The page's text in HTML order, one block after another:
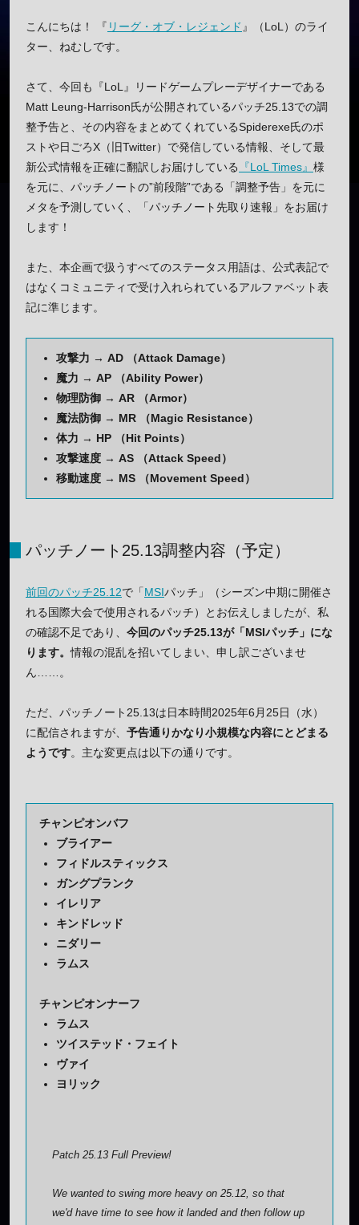
こんにちは！ 『 リーグ・オブ・レジェンド 』（LoL）のライ
ター、ねむしです。
さて、今回も『LoL』リードゲームプレーデザイナーである
Matt Leung-Harrison氏が公開されているパッチ25.13での調
整予告と、その内容をまとめてくれているSpiderexe氏のポ
ストや日ごろX（旧Twitter）で発信している情報、そして最
新公式情報を正確に翻訳しお届けしている
『LoL Times』 様
を元に、パッチノートの”前段階”である「調整予告」を元に
メタを予測していく、「パッチノート先取り速報」をお届け
します！
また、本企画で扱うすべてのステータス用語は、公式表記で
はなくコミュニティで受け入れられているアルファベット表
記に準じます。
攻撃力 → AD （Attack Damage）
魔力 → AP （Ability Power）
物理防御 → AR （Armor）
魔法防御 → MR （Magic Resistance）
体力 → HP （Hit Points）
攻撃速度 → AS （Attack Speed）
移動速度 → MS （Movement Speed）
パッチノート25.13調整内容（予定）
前回のパッチ25.12で「MSIパッチ」（シーズン中期に開催さ
れる国際大会で使用されるパッチ）とお伝えしましたが、私
の確認不足であり、 今回のパッチ25.13が「MSIパッチ」にな
ります。情報の混乱を招いてしまい、申し訳ございませ
ん……。
ただ、パッチノート25.13は日本時間2025年6月25日（水）
に配信されますが、 予告通りかなり小規模な内容にとどまる
ようです。主な変更点は以下の通りです。
チャンピオンバフ
ブライアー
フィドルスティックス
ガングプランク
イレリア
キンドレッド
ニダリー
ラムス
チャンピオンナーフ
ラムス
ツイステッド・フェイト
ヴァイ
ヨリック
Patch 25.13 Full Preview!
We wanted to swing more heavy on 25.12, so that
we'd have time to see how it landed and then follow up